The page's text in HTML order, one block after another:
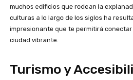
muchos edificios que rodean la
culturas a lo largo de los siglos ha
impresionante que te permitirá
ciudad vibrante.
Turismo y